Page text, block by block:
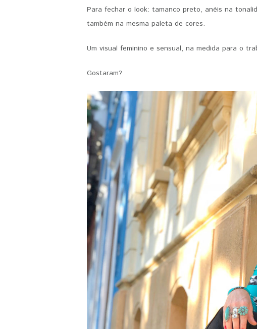
Para fechar o look: tamanco preto, anéis na
também na mesma paleta de cores.
Um visual feminino e sensual, na medida para o
Gostaram?